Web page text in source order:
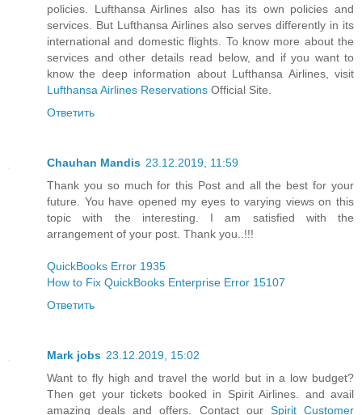
policies. Lufthansa Airlines also has its own policies and
services. But Lufthansa Airlines also serves differently in its
international and domestic flights. To know more about the
services and other details read below, and if you want to
know the deep information about Lufthansa Airlines, visit
Lufthansa Airlines Reservations Official Site.
Ответить
Chauhan Mandis 23.12.2019, 11:59
Thank you so much for this Post and all the best for your
future. You have opened my eyes to varying views on this
topic with the interesting. I am satisfied with the
arrangement of your post. Thank you..!!!
QuickBooks Error 1935
How to Fix QuickBooks Enterprise Error 15107
Ответить
Mark jobs 23.12.2019, 15:02
Want to fly high and travel the world but in a low budget?
Then get your tickets booked in Spirit Airlines. and avail
amazing deals and offers. Contact our Spirit Customer